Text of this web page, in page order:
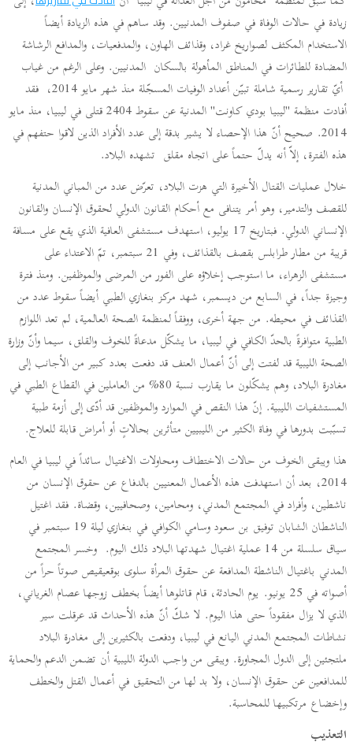
زيادة في حالات الوفاة في صفوف المدنيين. وقد ساهم في هذه الزيادة أيضاً
الاستخدام المكثف لصواريخ غراد، وقذائف الهاون، والمدفعيات، والمدافع الرشاشة
المضادة للطائرات في المناطق المأهولة بالسكان المدنيين. وعلى الرغم من غياب
أيّ تقارير رسمية شاملة تبيّن أعداد الوفيات المسجّلة منذ شهر مايو 2014، فقد
أفادت منظمة "ليبيا بودي كاونت" المدنية عن سقوط 2404 قتلى في ليبيا، منذ مايو
2014. صحيح أنّ هذا الإحصاء لا يشير بدقة إلى عدد الأفراد الذين لاقوا حتفهم في
هذه الفترة، إلاّ أنه يدلّ حتماً على اتجاه مقلق تشهده البلاد.
خلال عمليات القتال الأخيرة التي هزت البلاد، تعرّض عدد من المباني المدنية
للقصف والتدمير، وهو أمر يتنافى مع أحكام القانون الدولي لحقوق الإنسان والقانون
الإنساني الدولي. فبتاريخ 17 يوليو، استهدف مستشفى العافية الذي يقع على مسافة
قريبة من مطار طرابلس بقصف بالقذائف، وفي 21 سبتمبر، تمّ الاعتداء على
مستشفى الزهراء، ما استوجب إخلاؤه على الفور من المرضى والموظفين. ومنذ فترة
وجيزة جداً، في السابع من ديسمبر، شهد مركز بنغازي الطبي أيضاً سقوط عدد من
القذائف في محيطه. من جهة أخرى، ووفقاً لمنظمة الصحة العالمية، لم تعد اللوازم
الطبية متوافرةً بالحدّ الكافي في ليبيا، ما يشكّل مدعاةً للخوف والقلق، سيما وأنّ وزارة
الصحة الليبية قد لفتت إلى أنّ أعمال العنف قد دفعت بعدد كبير من الأجانب إلى
مغادرة البلاد، وهم يشكّلون ما يقارب نسبة 80% من العاملين في القطاع الطبي في
المستشفيات الليبية. إنّ هذا النقص في الموارد والموظفين قد أدّى إلى أزمة طبية
تسبّبت بدورها في وفاة الكثير من الليبيين متأثرين بحالاتٍ أو أمراض قابلة للعلاج.
هذا ويبقى الخوف من حالات الاختطاف ومحاولات الاغتيال سائداً في ليبيا في العام
2014، بعد أن استهدفت هذه الأعمال المعنيين بالدفاع عن حقوق الإنسان من
ناشطين، وأفراد في المجتمع المدني، ومحامين، وصحافيين، وقضاة. فقد اغتيل
الناشطان الشابان توفيق بن سعود وسامي الكوافي في بنغازي ليلة 19 سبتمبر في
سياق سلسلة من 14 عملية اغتيال شهدتها البلاد ذلك اليوم. وخسر المجتمع
المدني باغتيال الناشطة المدافعة عن حقوق المرأة سلوى بوقعيقيص صوتاً حراً من
أصواته في 25 يونيو. يوم الحادثة، قام قاتلوها أيضاً بخطف زوجها عصام الغرياني،
الذي لا يزال مفقوداً حتى هذا اليوم. لا شكّ أنّ هذه الأحداث قد عرقلت سير
نشاطات المجتمع المدني اليانع في ليبيا، ودفعت بالكثيرين إلى مغادرة البلاد
ملتجئين إلى الدول المجاورة. ويبقى من واجب الدولة الليبية أن تضمن الدعم والحماية
للمدافعين عن حقوق الإنسان، ولا بد لها من التحقيق في أعمال القتل والخطف
وإخضاع مرتكبيها للمحاسبة.
التعذيب